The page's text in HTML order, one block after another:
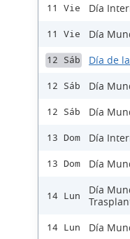
11 Vie Día
11 Vie Día
12 Sáb Día de
12 Sáb Día
12 Sáb Día
13 Dom Día
13 Dom Día
14 Lun
Día
14 Lun Día